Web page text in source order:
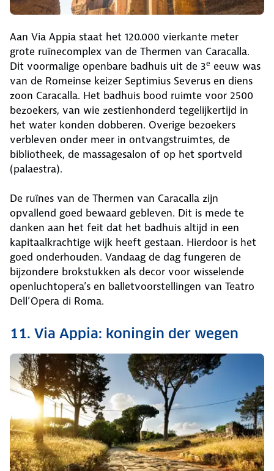
Aan Via Appia staat het 120.000 vierkante meter
grote ruïnecomplex van de Thermen van Caracalla.
Dit voormalige openbare badhuis uit de 3e eeuw was
van de Romeinse keizer Septimius Severus en diens
zoon Caracalla. Het badhuis bood ruimte voor 2500
bezoekers, van wie zestienhonderd tegelijkertijd in
het water konden dobberen. Overige bezoekers
verbleven onder meer in ontvangstruimtes, de
bibliotheek, de massagesalon of op het sportveld
(palaestra).
De ruïnes van de Thermen van Caracalla zijn
opvallend goed bewaard gebleven. Dit is mede te
danken aan het feit dat het badhuis altijd in een
kapitaalkrachtige wijk heeft gestaan. Hierdoor is het
goed onderhouden. Vandaag de dag fungeren de
bijzondere brokstukken als decor voor wisselende
openluchtopera’s en balletvoorstellingen van Teatro
Dell’Opera di Roma.
11. Via Appia: koningin der wegen